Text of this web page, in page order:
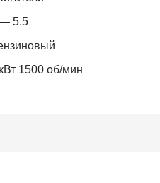
5.5
1500 об/мин